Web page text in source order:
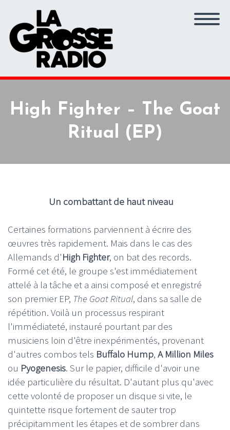
High Fighter – The Goat
Ritual (EP)
Un combattant de haut niveau
Certaines formations parviennent à écrire des
œuvres très rapidement. Mais dans le cas des
Allemands d'High Fighter, on bat des records.
Formé cet été, le groupe s'est immédiatement
attelé à la tâche et a ainsi composé et enregistré
son premier EP, The Goat Ritual, dans sa salle de
répétition. Voilà un processus respirant
l'immédiateté, instauré pourtant par des
musiciens loin d'être inexpérimentés, provenant
d'autres combos tels Buffalo Hump, A Million Miles
ou Pyogenesis. Sur le papier, difficile d'avoir une
idée particulière du résultat. D'autant plus qu'avec
cette volonté de proposer un disque si vite, le
quintette risque fortement de sauter trop
précipitamment les étapes et de sombrer dans